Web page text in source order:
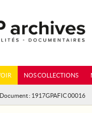
NOS COLLECTIONS
: 1917GPAFIC 00016